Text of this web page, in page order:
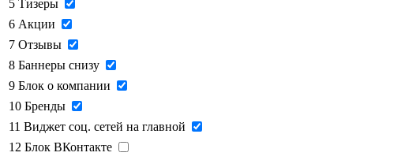
5 Тизеры
6 Акции
7 Отзывы
8 Баннеры снизу
9 Блок о компании
10 Бренды
11 Виджет соц. сетей на главной
12 Блок ВКонтакте